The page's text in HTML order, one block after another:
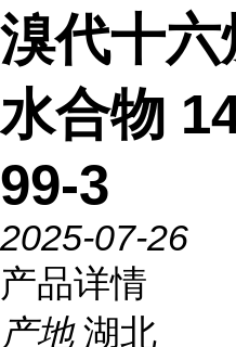
溴代十
水合物
99-3
2025-07-26
产品详情
产地 湖北